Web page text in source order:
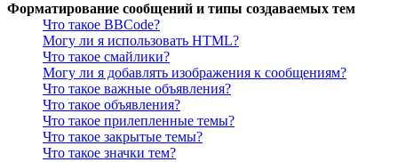
Форматирование сообщений и типы создаваемых тем
Что такое BBCode?
Могу ли я использовать HTML?
Что такое смайлики?
Могу ли я добавлять изображения к сообщениям?
Что такое важные объявления?
Что такое объявления?
Что такое прилепленные темы?
Что такое закрытые темы?
Что такое значки тем?